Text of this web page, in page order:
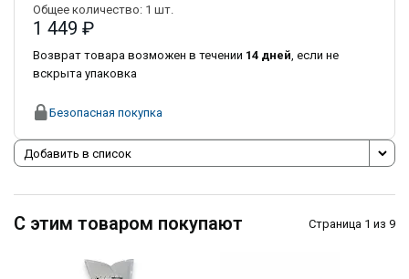
Общее количество: 1 шт.
1 449 ₽
Возврат товара возможен в течении 14 дней , если не
вскрыта упаковка
Безопасная покупка
Добавить в список
С этим товаром покупают Страница 1 из 9